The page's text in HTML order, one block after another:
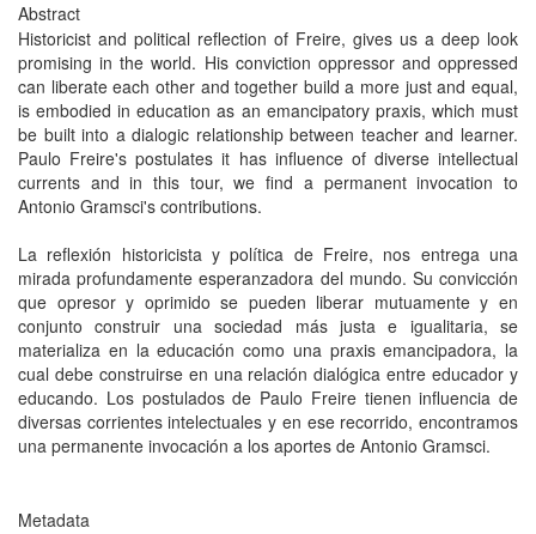
Abstract
Historicist and political reflection of Freire, gives us a deep look
promising in the world. His conviction oppressor and oppressed
can liberate each other and together build a more just and equal,
is embodied in education as an emancipatory praxis, which must
be built into a dialogic relationship between teacher and learner.
Paulo Freire's postulates it has influence of diverse intellectual
currents and in this tour, we find a permanent invocation to
Antonio Gramsci's contributions.
La reflexión historicista y política de Freire, nos entrega una
mirada profundamente esperanzadora del mundo. Su convicción
que opresor y oprimido se pueden liberar mutuamente y en
conjunto construir una sociedad más justa e igualitaria, se
materializa en la educación como una praxis emancipadora, la
cual debe construirse en una relación dialógica entre educador y
educando. Los postulados de Paulo Freire tienen influencia de
diversas corrientes intelectuales y en ese recorrido, encontramos
una permanente invocación a los aportes de Antonio Gramsci.
Metadata